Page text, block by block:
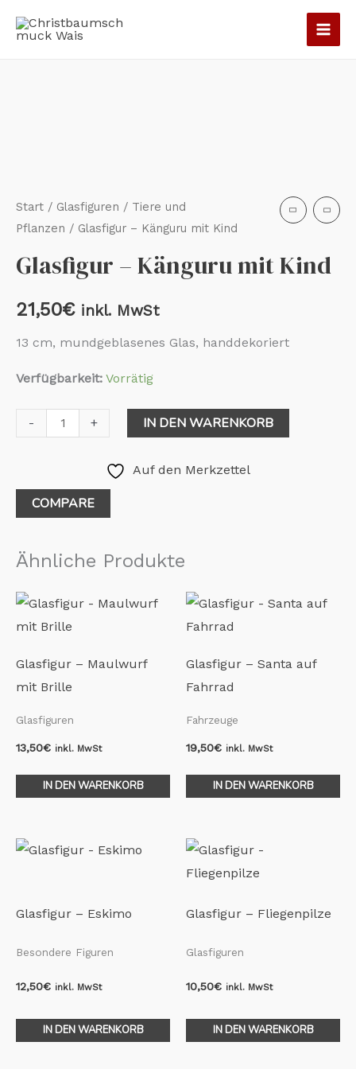
Inhalt
Start / Glasfiguren / Tiere und
Pflanzen / Glasfigur – Känguru mit Kind
Glasfigur – Känguru mit Kind
21,50€ inkl. MwSt
13 cm, mundgeblasenes Glas, handdekoriert
Verfügbarkeit: Vorrätig
-
Menge
+ IN DEN WARENKORB
Auf den Merkzettel
COMPARE
Ähnliche Produkte
Glasfigur – Maulwurf
mit Brille
Glasfiguren
13,50€ inkl. MwSt
IN DEN WARENKORB
Glasfigur – Santa auf
Fahrrad
Fahrzeuge
19,50€ inkl. MwSt
IN DEN WARENKORB
Glasfigur – Eskimo
Besondere Figuren
12,50€ inkl. MwSt
IN DEN WARENKORB
Glasfigur – Fliegenpilze
Glasfiguren
10,50€ inkl. MwSt
IN DEN WARENKORB